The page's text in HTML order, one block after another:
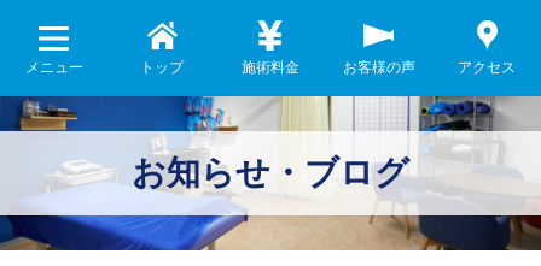
メニュー トップ 施術料金 お客様の声 アクセス
お知らせ・ブログ